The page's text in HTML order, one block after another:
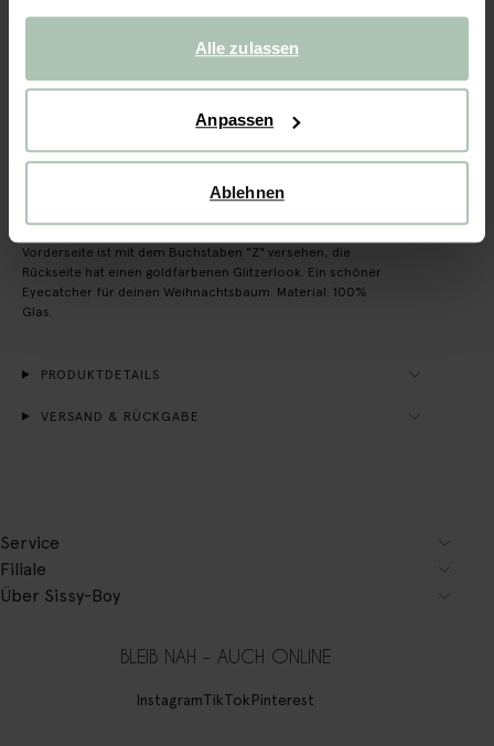
gesammelt haben.
Alle zulassen
Anpassen
Ablehnen
Vorderseite ist mit dem Buchstaben "Z" versehen, die
Rückseite hat einen goldfarbenen Glitzerlook. Ein schöner
Eyecatcher für deinen Weihnachtsbaum. Material: 100%
Glas.
PRODUKTDETAILS
VERSAND & RÜCKGABE
Service
Filiale
Über Sissy-Boy
BLEIB NAH – AUCH ONLINE
InstagramTikTokPinterest